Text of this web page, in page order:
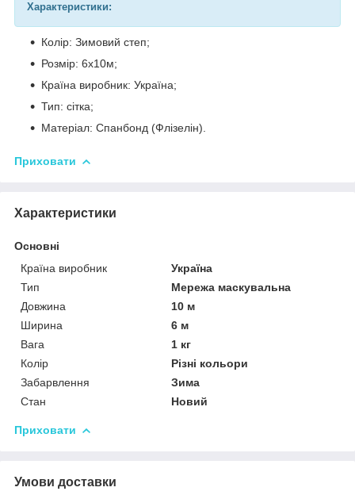
Характеристики:
Колір: Зимовий степ;
Розмір: 6х10м;
Країна виробник: Україна;
Тип: сітка;
Матеріал: Спанбонд (Флізелін).
Приховати
Характеристики
Основні
Країна виробник
Україна
Тип
Мережа маскувальна
Довжина
10 м
Ширина
6 м
Вага
1 кг
Колір
Різні кольори
Забарвлення
Зима
Стан
Новий
Приховати
Умови доставки